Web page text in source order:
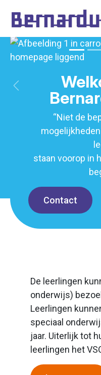
“Niet de
staan voorop in
Contact
Vorige
De leerlingen
onderwijs)
Leerlingen
speciaal
jaar. Uiterlijk tot
leerlingen het